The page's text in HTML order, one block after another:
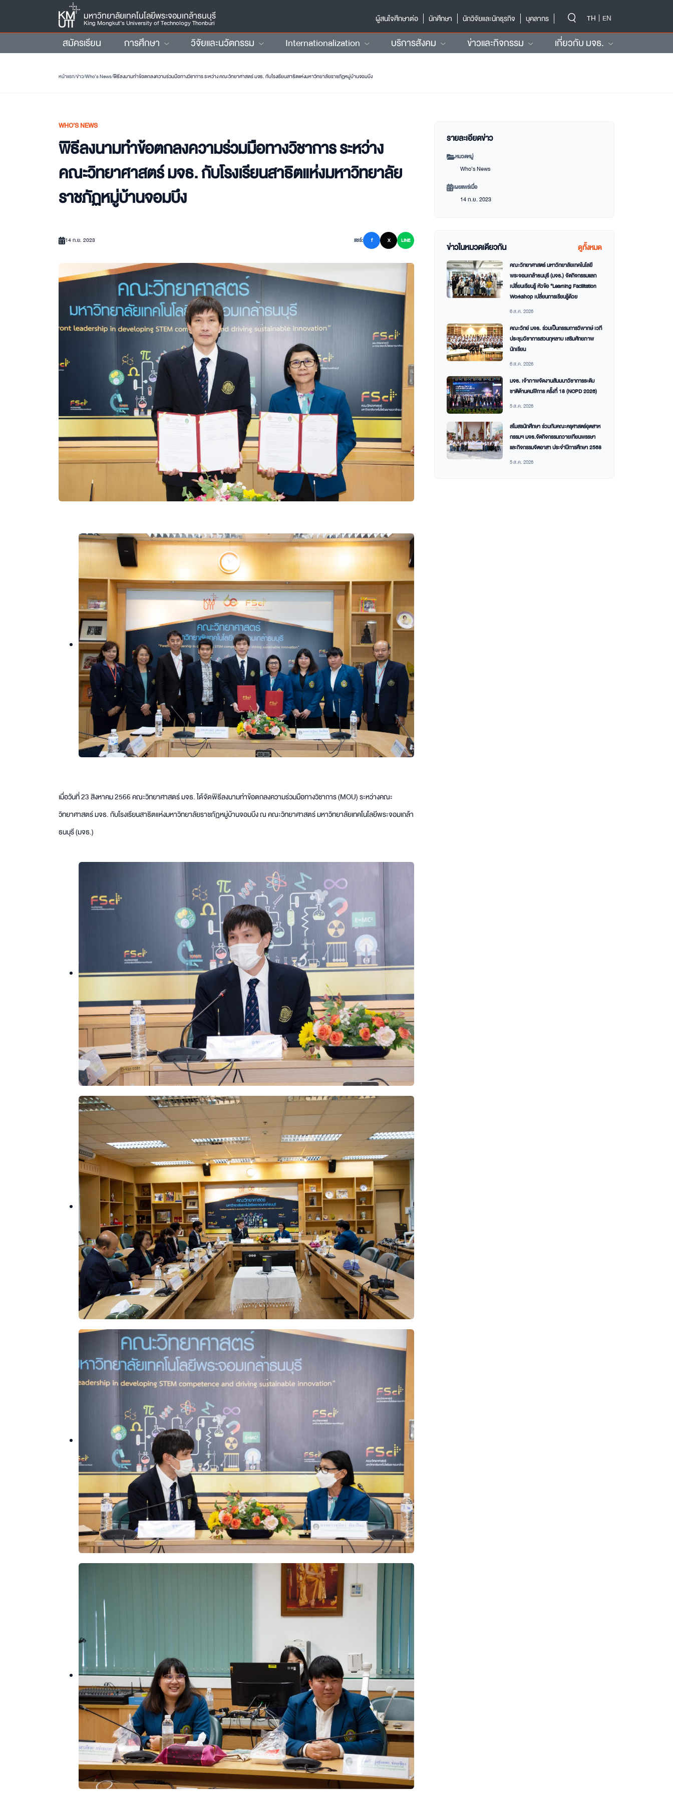
มหาวิทยาลัยเทคโนโลยีพระจอมเกล้าธนบุรี
King Mongkut’s University of Technology Thonburi
ผู้สนใจศึกษาต่อ
นักศึกษา นักวิจัยและนักธุรกิจ บุคลากร TH EN
สมัครเรียน การศึกษา วิจัยและนวัตกรรม Internationalization บริการสังคม ข่าวและกิจกรรม เกี่ยวกับ มจธ.
หน้าแรก/ข่าว/Who’s News/พิธีลงนามทำข้อตกลงความร่วมมือทางวิชาการ ระหว่าง คณะวิทยาศาสตร์ มจธ. กับโรงเรียนสาธิตแห่งมหาวิทยาลัยราชภัฏหมู่บ้านจอมบึง
WHO’S NEWS
พิธีลงนามทำข้อตกลงความร่วมมือทางวิชาการ ระหว่าง
คณะวิทยาศาสตร์ มจธ. กับโรงเรียนสาธิตแห่งมหาวิทยาลัย
ราชภัฏหมู่บ้านจอมบึง
14 ก.ย. 2023 แชร์: f X LINE
เมื่อวันที่ 23 สิงหาคม 2566 คณะวิทยาศาสตร์ มจธ. ได้จัดพิธีลงนามทำข้อตกลงความร่วมมือทางวิชาการ (MOU) ระหว่างคณะ
วิทยาศาสตร์ มจธ. กับโรงเรียนสาธิตแห่งมหาวิทยาลัยราชภัฏหมู่บ้านจอมบึง ณ คณะวิทยาศาสตร์ มหาวิทยาลัยเทคโนโลยีพระจอมเกล้า
ธนบุรี (มจธ.)
รายละเอียดข่าว
หมวดหมู่
Who’s News
เผยแพร่เมื่อ
14 ก.ย. 2023
ข่าวในหมวดเดียวกัน ดูทั้งหมด
คณะวิทยาศาสตร์ มหาวิทยาลัยเทคโนโลยี
พระจอมเกล้าธนบุรี (มจธ.) จัดกิจกรรมแลก
เปลี่ยนเรียนรู้ หัวข้อ “Learning Facilitation
Workshop เปลี่ยนการเรียนรู้ด้วย
6 ส.ค. 2026
คณะวิทย์ มจธ. ร่วมเป็นกรรมการวิพากษ์ เวที
ประชุมวิชาการสวนกุหลาบ เสริมศักยภาพ
นักเรียน
6 ส.ค. 2026
มจธ. เจ้าภาพจัดงานสัมมนาวิชาการระดับ
ชาติด้านคนพิการ ครั้งที่ 18 (NCPD 2026)
5 ส.ค. 2026
สโมสรนักศึกษา ร่วมกับคณะครุศาสตร์อุตสาห
กรรมฯ มจธ.จัดกิจกรรมถวายเทียนพรรษา
และกิจกรรมจิตอาสา ประจำปีการศึกษา 2568
5 ส.ค. 2026